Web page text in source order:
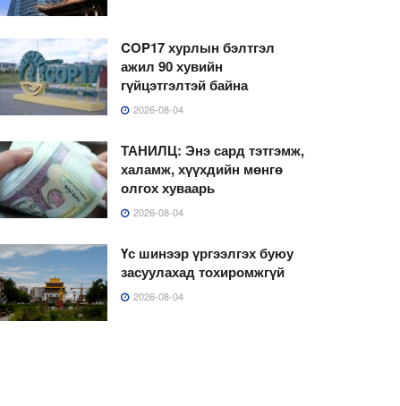
COP17 хурлын бэлтгэл
ажил 90 хувийн
гүйцэтгэлтэй байна
2026-08-04
ТАНИЛЦ: Энэ сард тэтгэмж,
халамж, хүүхдийн мөнгө
олгох хуваарь
2026-08-04
Үс шинээр үргээлгэх буюу
засуулахад тохиромжгүй
2026-08-04